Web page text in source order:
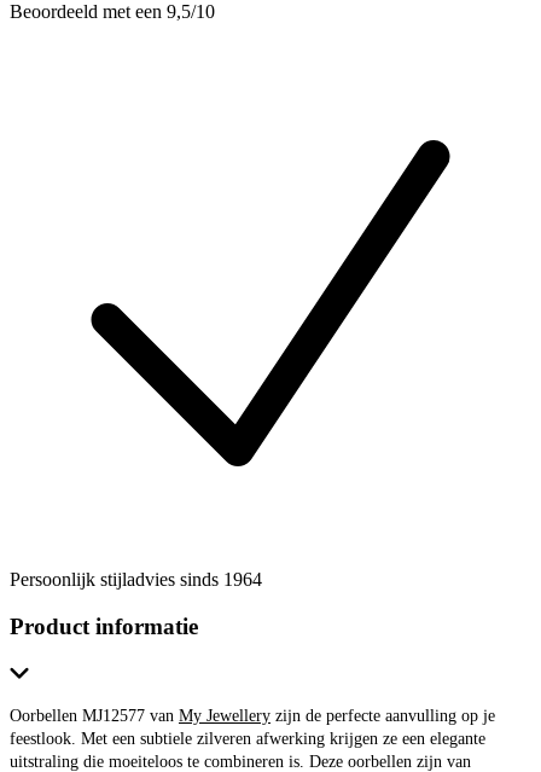
Beoordeeld met een 9,5/10
Persoonlijk stijladvies sinds 1964
Product informatie
Oorbellen MJ12577 van My Jewellery zijn de perfecte aanvulling op je
feestlook. Met een subtiele zilveren afwerking krijgen ze een elegante
uitstraling die moeiteloos te combineren is. Deze oorbellen zijn van